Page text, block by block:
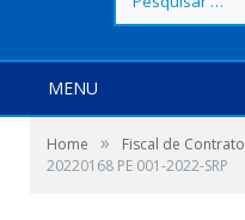
por:
MENU
Home » Fiscal de Contrato
20220168 PE 001-2022-SRP